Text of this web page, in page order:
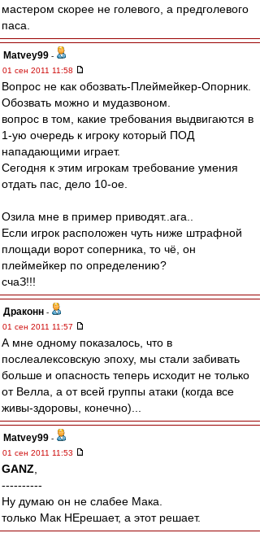
мастером скорее не голевого, а предголевого
паса.
Matvey99 -
01 сен 2011 11:58
Вопрос не как обозвать-Плеймейкер-Опорник.
Обозвать можно и мудазвоном.
вопрос в том, какие требования выдвигаются в
1-ую очередь к игроку который ПОД
нападающими играет.
Сегодня к этим игрокам требование умения
отдать пас, дело 10-ое.
Озила мне в пример приводят..ага..
Если игрок расположен чуть ниже штрафной
площади ворот соперника, то чё, он
плеймейкер по определению?
счаЗ!!!
Драконн -
01 сен 2011 11:57
А мне одному показалось, что в
послеалексовскую эпоху, мы стали забивать
больше и опасность теперь исходит не только
от Велла, а от всей группы атаки (когда все
живы-здоровы, конечно)...
Matvey99 -
01 сен 2011 11:53
GANZ
----------
Ну думаю он не слабее Мака.
только Мак НЕрешает, а этот решает.